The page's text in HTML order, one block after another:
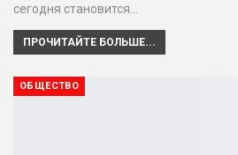
сегодня становится…
ПРОЧИТАЙТЕ БОЛЬШЕ...
ОБЩЕСТВО